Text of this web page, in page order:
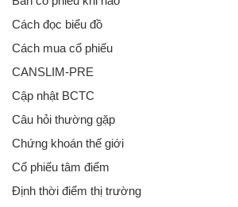
Cách đọc biểu đồ
Cách mua cổ phiếu
CANSLIM-PRE
Cập nhật BCTC
Câu hỏi thường gặp
Chứng khoán thế giới
Cổ phiếu tâm điểm
Định thời điểm thị trường